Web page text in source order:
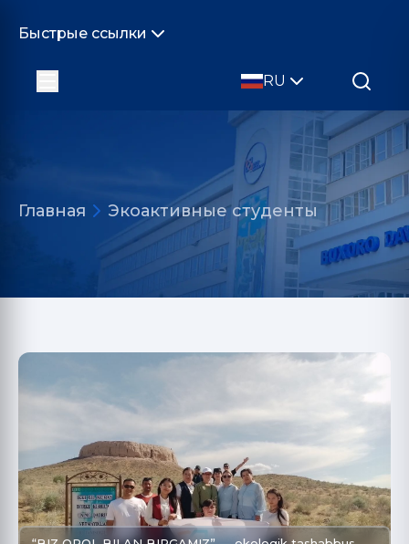
Быстрые ссылки
RU
Главная Экоактивные студенты